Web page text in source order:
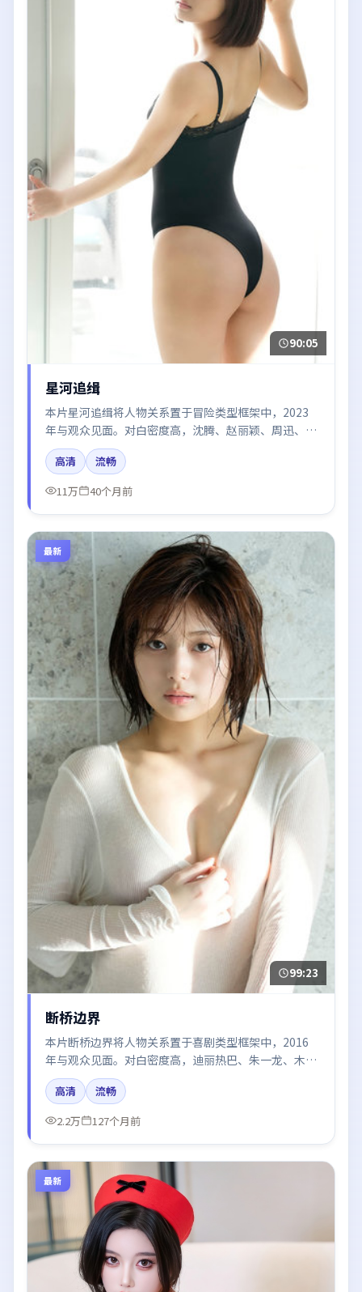
90:05
星河追缉
本片星河追缉将人物关系置于冒险类型框架中，2023
年与观众见面。对白密度高，沈腾、赵丽颖、周迅、白
宇的台词节奏值得关注；整体气质偏中国香港都市与冷
色调摄影。
高清
流畅
11万
40个月前
最新
99:23
断桥边界
本片断桥边界将人物关系置于喜剧类型框架中，2016
年与观众见面。对白密度高，迪丽热巴、朱一龙、木村
拓哉、谭卓、汤唯的台词节奏值得关注；整体气质偏英
国都市与冷色调摄影。
高清
流畅
2.2万
127个月前
最新